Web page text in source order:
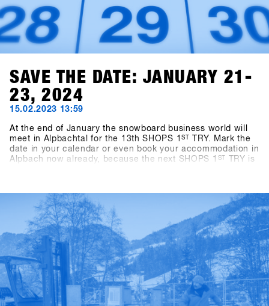
SAVE THE DATE: JANUARY 21-
23, 2024
15.02.2023 13:59
At the end of January the snowboard business world will
meet in Alpbachtal for the 13th SHOPS 1ST
TRY. Mark the
date in your calendar or even book your accommodation in
Alpbach now already, because the next SHOPS 1 ST
TRY is